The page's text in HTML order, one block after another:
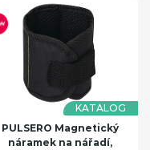
KATALOG
PULSERO Magnetický
náramek na nářadí,